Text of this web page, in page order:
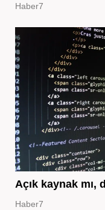
Haber7
Açık kaynak mı,
Haber7